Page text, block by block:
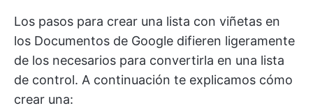
Los pasos para crear una lista con viñetas en
los Documentos de Google difieren ligeramente
de los necesarios para convertirla en una lista
de control. A continuación te explicamos cómo
crear una: